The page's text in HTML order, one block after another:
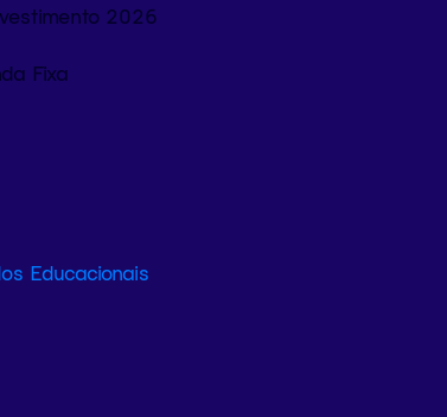
2026
Fixa
Educacionais